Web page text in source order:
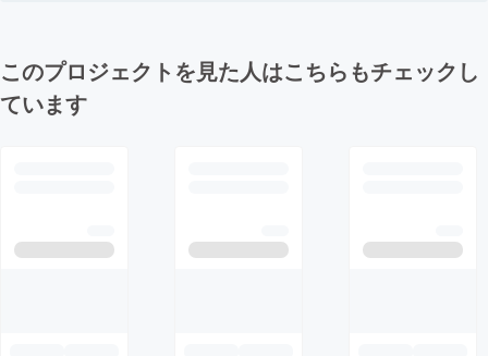
このプロジェクトを見た人はこちらもチェックし
ています